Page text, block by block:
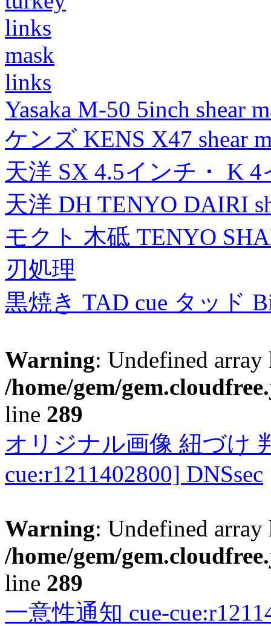
links
mask
links
Yasaka M-50 5inch shear
ケンズ KENS X47 shear
天洋 SX 4.5インチ・ K
天洋 DH TENYO DAIRI
モクト 木砥 TENYO
刃処理
黒焼き TAD cue タッド
Warning: Undefined
/home/gem/
line 289
オリジナル画像 紐づけ
cue:r1211402800] DNSsec
Warning: Undefined
/home/gem/
line 289
一意性通知 cue-